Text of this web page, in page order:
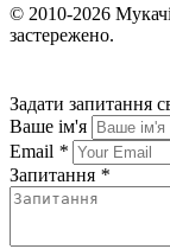
© 2010-2026
застережено.
Задати запитання
Ваше ім'я
Email *
Запитання *